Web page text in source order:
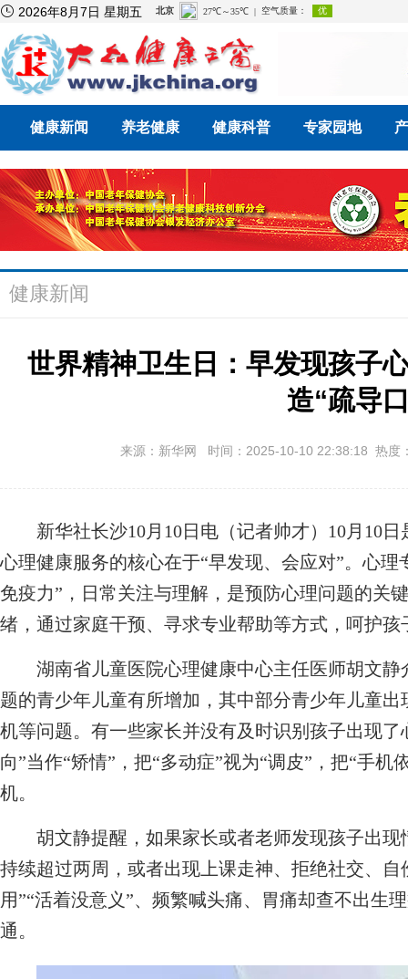
 2026年8月7日 星期五
健康新闻 养老健康 健康科普 专家园地
健康新闻
世界精神卫生日：早发现孩子
造“疏导
来源：新华网 时间：2025-10-10 22:38:18 热度
新华社长沙10月10日电（记者帅才）10月10日
心理健康服务的核心在于“早发现、会应对”。心
免疫力”，日常关注与理解，是预防心理问题的关
绪，通过家庭干预、寻求专业帮助等方式，呵护孩
湖南省儿童医院心理健康中心主任医师胡文静
题的青少年儿童有所增加，其中部分青少年儿童
机等问题。有一些家长并没有及时识别孩子出现
向”当作“矫情”，把“多动症”视为“调皮”，把“手
机。
胡文静提醒，如果家长或者老师发现孩子出现
持续超过两周，或者出现上课走神、拒绝社交、
用”“活着没意义”、频繁喊头痛、胃痛却查不出生
通。